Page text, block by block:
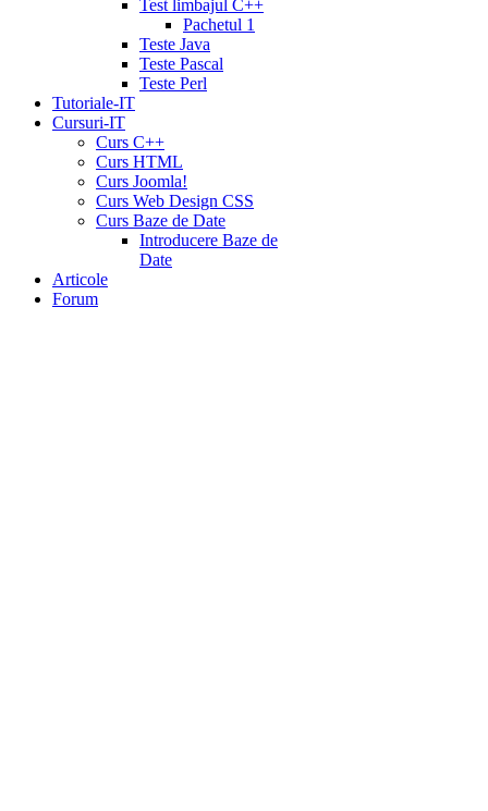
Test limbajul C++
Pachetul 1
Teste Java
Teste Pascal
Teste Perl
Tutoriale-IT
Cursuri-IT
Curs C++
Curs HTML
Curs Joomla!
Curs Web Design CSS
Curs Baze de Date
Introducere Baze de
Date
Articole
Forum